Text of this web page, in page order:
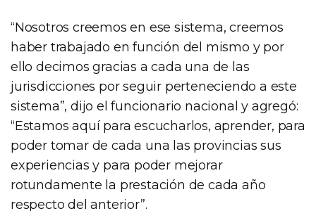
“Nosotros creemos en ese sistema, creemos
haber trabajado en función del mismo y por
ello decimos gracias a cada una de las
jurisdicciones por seguir perteneciendo a este
sistema”, dijo el funcionario nacional y agregó:
“Estamos aquí para escucharlos, aprender, para
poder tomar de cada una las provincias sus
experiencias y para poder mejorar
rotundamente la prestación de cada año
respecto del anterior”.